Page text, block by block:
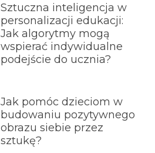
Sztuczna inteligencja w
personalizacji edukacji:
Jak algorytmy mogą
wspierać indywidualne
podejście do ucznia?
Jak pomóc dzieciom w
budowaniu pozytywnego
obrazu siebie przez
sztukę?